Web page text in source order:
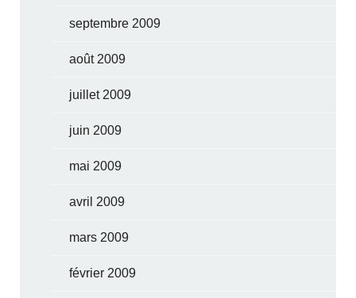
septembre 2009
août 2009
juillet 2009
juin 2009
mai 2009
avril 2009
mars 2009
février 2009